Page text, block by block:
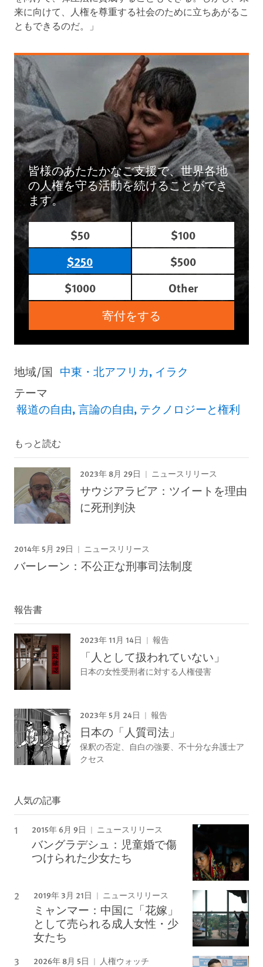
来に向けて、人権を尊重する社会のために立ちあがるこ
ともできるのだ。」
皆様のあたたかなご支援で、世界各地
の人権を守る活動を続けることができ
ます。
$50
$100
$250
$500
$1000
Other
寄付をする
地域/国 中東・北アフリカ イラク
テーマ
報道の自由 言論の自由 テクノロジーと権利
もっと読む
2023年 8月 29日 ニュースリリース
サウジアラビア：ツイートを理由
に死刑判決
2014年 5月 29日 ニュースリリース
バーレーン：不公正な刑事司法制度
報告書
2023年 11月 14日 報告
「人として扱われていない」
日本の女性受刑者に対する人権侵害
2023年 5月 24日 報告
日本の「人質司法」
保釈の否定、自白の強要、不十分な弁護士ア
クセス
人気の記事
2015年 6月 9日 ニュースリリース
バングラデシュ：児童婚で傷
つけられた少女たち
2019年 3月 21日 ニュースリリース
ミャンマー：中国に「花嫁」
として売られる成人女性・少
女たち
2026年 8月 5日 人権ウォッチ